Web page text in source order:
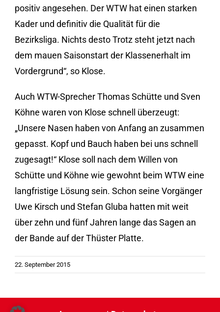
positiv angesehen. Der WTW hat einen starken
Kader und definitiv die Qualität für die
Bezirksliga. Nichts desto Trotz steht jetzt nach
dem mauen Saisonstart der Klassenerhalt im
Vordergrund“, so Klose.
Auch WTW-Sprecher Thomas Schütte und Sven
Köhne waren von Klose schnell überzeugt:
„Unsere Nasen haben von Anfang an zusammen
gepasst. Kopf und Bauch haben bei uns schnell
zugesagt!“ Klose soll nach dem Willen von
Schütte und Köhne wie gewohnt beim WTW eine
langfristige Lösung sein. Schon seine Vorgänger
Uwe Kirsch und Stefan Gluba hatten mit weit
über zehn und fünf Jahren lange das Sagen an
der Bande auf der Thüster Platte.
22. September 2015